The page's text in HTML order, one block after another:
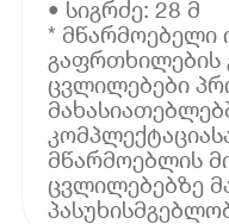
• სიგრძე: 28 მ
* მწარმოებელი
გაფრთხილების
ცვლილებები
მწარმოებლის
ცვლილებებზე